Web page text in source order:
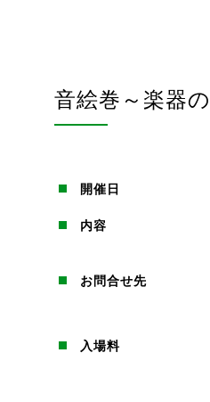
音絵巻～楽器
開催日
内容
お問合せ先
入場料